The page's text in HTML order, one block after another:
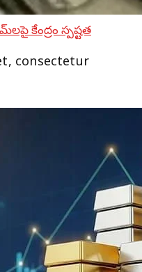
కేంద్రం స్పష్టత
consectetur